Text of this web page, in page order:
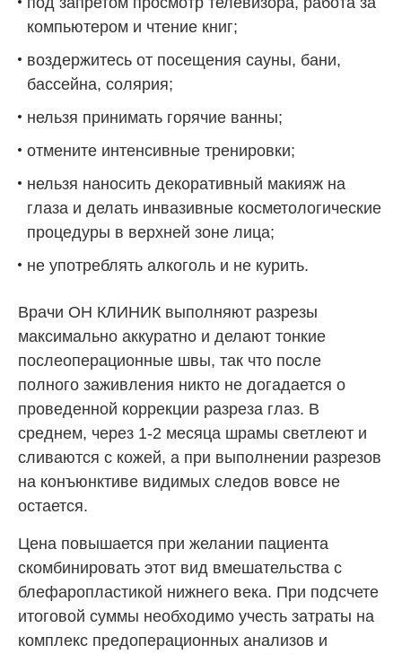
компьютером и чтение книг;
воздержитесь от посещения сауны, бани,
бассейна, солярия;
нельзя принимать горячие ванны;
отмените интенсивные тренировки;
нельзя наносить декоративный макияж на
глаза и делать инвазивные косметологические
процедуры в верхней зоне лица;
не употреблять алкоголь и не курить.
Врачи ОН КЛИНИК выполняют разрезы
максимально аккуратно и делают тонкие
послеоперационные швы, так что после
полного заживления никто не догадается о
проведенной коррекции разреза глаз. В
среднем, через 1-2 месяца шрамы светлеют и
сливаются с кожей, а при выполнении разрезов
на конъюнктиве видимых следов вовсе не
остается.
Цена повышается при желании пациента
скомбинировать этот вид вмешательства с
блефаропластикой нижнего века. При подсчете
итоговой суммы необходимо учесть затраты на
комплекс предоперационных анализов и